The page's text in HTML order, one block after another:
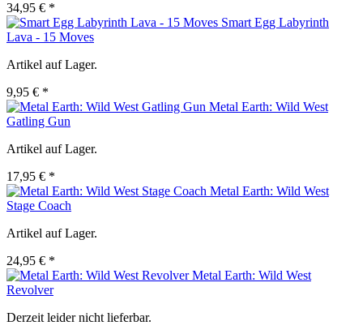
34,95 € *
Smart Egg Labyrinth
Lava - 15 Moves
Artikel auf Lager.
9,95 € *
Metal Earth: Wild West
Gatling Gun
Artikel auf Lager.
17,95 € *
Metal Earth: Wild West
Stage Coach
Artikel auf Lager.
24,95 € *
Metal Earth: Wild West
Revolver
Derzeit leider nicht lieferbar.